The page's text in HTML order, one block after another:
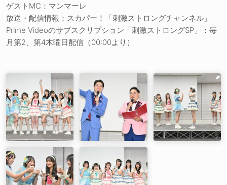
ゲストMC：マンマーレ
放送・配信情報：スカパー！「刺激ストロングチャンネル」
Prime Videoのサブスクリプション「刺激ストロングSP」：毎
月第2、第4木曜日配信（00:00より）